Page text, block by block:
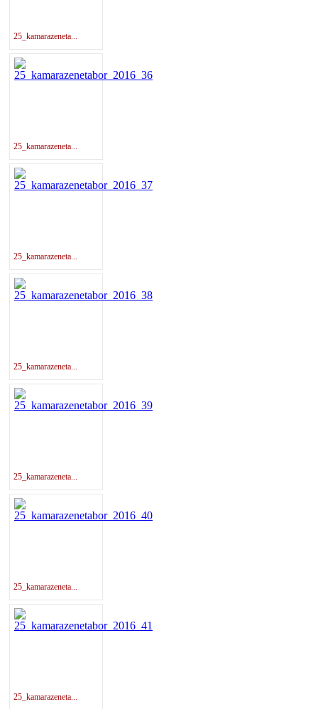
25_kamarazeneta...
25_kamarazeneta...
25_kamarazeneta...
25_kamarazeneta...
25_kamarazeneta...
25_kamarazeneta...
25_kamarazeneta...